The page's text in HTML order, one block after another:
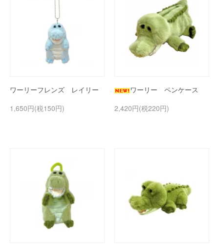
ワーリーフレンズ レイリー
1,650円(税150円)
ワーリー ペンケース
2,420円(税220円)